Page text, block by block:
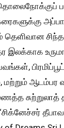
தெளிவான
இலக்காக
மற்றும் ஆடம்பர
சுற்றுலாத்